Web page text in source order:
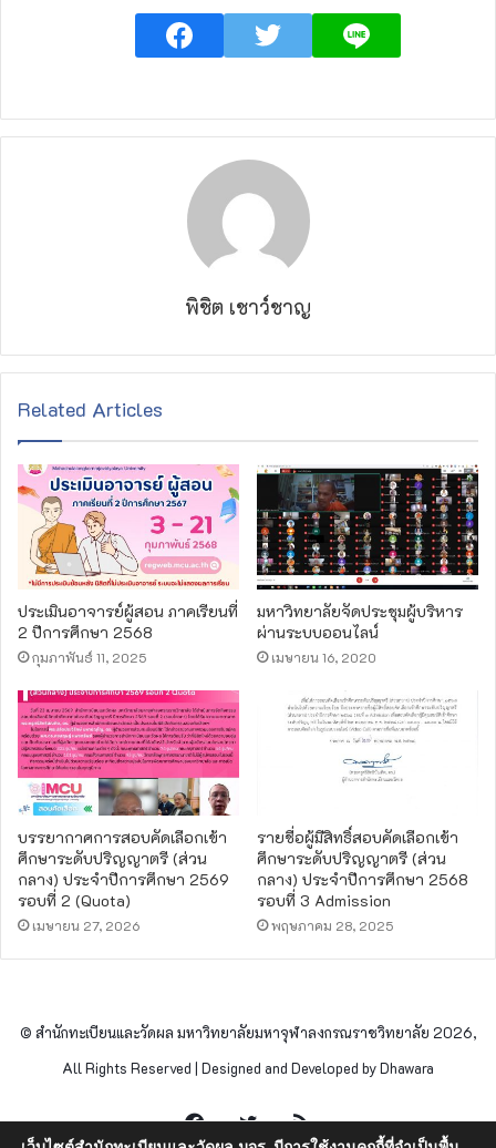
พิชิต เชาว์ชาญ
Related Articles
ประเมินอาจารย์ผู้สอน ภาคเรียนที่
2 ปีการศึกษา 2568
กุมภาพันธ์ 11, 2025
มหาวิทยาลัยจัดประชุมผู้บริหาร
ผ่านระบบออนไลน์
เมษายน 16, 2020
บรรยากาศการสอบคัดเลือกเข้า
ศึกษาระดับปริญญาตรี (ส่วน
กลาง) ประจำปีการศึกษา 2569
รอบที่ 2 (Quota)
เมษายน 27, 2026
รายชื่อผู้มีสิทธิ์สอบคัดเลือกเข้า
ศึกษาระดับปริญญาตรี (ส่วน
กลาง) ประจำปีการศึกษา 2568
รอบที่ 3 Admission
พฤษภาคม 28, 2025
© สำนักทะเบียนและวัดผล มหาวิทยาลัยมหาจุฬาลงกรณราชวิทยาลัย 2026,
All Rights Reserved | Designed and Developed by Dhawara
FacebookTwitterRSS